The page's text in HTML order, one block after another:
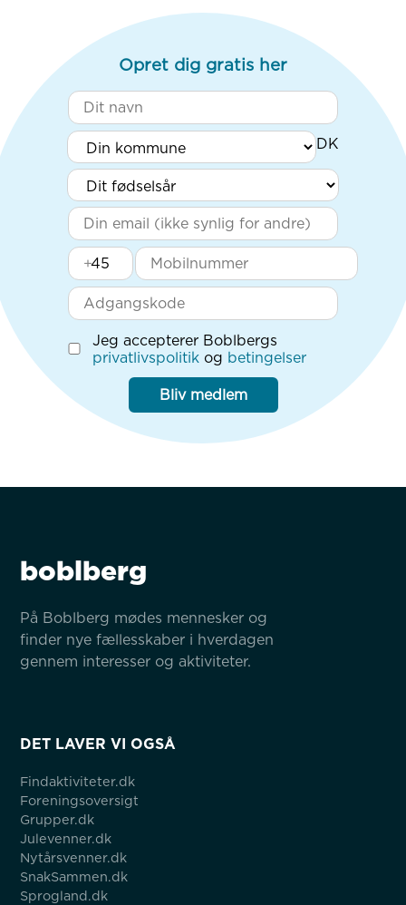
Opret dig gratis her
+
Jeg accepterer Boblbergs
privatlivspolitik og betingelser
Bliv medlem
boblberg
På Boblberg mødes mennesker og
finder nye fællesskaber i hverdagen
gennem interesser og aktiviteter.
DET LAVER VI OGSÅ
Findaktiviteter.dk
Foreningsoversigt
Grupper.dk
Julevenner.dk
Nytårsvenner.dk
SnakSammen.dk
Sprogland.dk